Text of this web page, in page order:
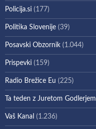
Policija.si (177)
Politika Slovenije (39)
Posavski Obzornik (1.044)
Prispevki (159)
Radio Brežice Eu (225)
Ta teden z Juretom Godlerjem
Vaš Kanal (1.236)